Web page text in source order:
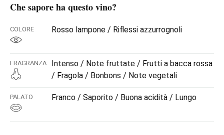
Che sapore ha questo vino?
COLORE Rosso lampone / Riflessi azzurrognoli
FRAGRANZA
Intenso / Note fruttate / Frutti a bacca rossa
/ Fragola / Bonbons / Note vegetali
PALATO Franco / Saporito / Buona acidità / Lungo